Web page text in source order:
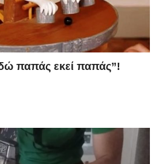
παπάς εκεί παπάς”!